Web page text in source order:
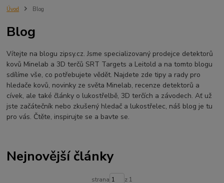
Sraz detektorářů
ÚSTÍ NAD LABEM
Jídlo na cesty
Mníšek u Liberece Karlovy Vary
Equinox 900
Soutěž o detektor
Severní Čechy
hledání pokladů
technologie Multi IQ
Úvod Blog
Blog
Vítejte na blogu zipsy.cz. Jsme specializovaný prodejce detektorů
kovů Minelab a 3D terčů SRT Targets a Leitold a na tomto blogu
sdílíme vše, co potřebujete vědět. Najdete zde tipy a rady pro
hledače kovů, novinky ze světa Minelab, recenze detektorů a
cívek, ale také články o lukostřelbě, 3D terčích a závodech. Ať už
jste začátečník nebo zkušený hledač a lukostřelec, náš blog je tu
pro vás. Čtěte, inspirujte se a bavte se.
Nejnovější články
strana z 1